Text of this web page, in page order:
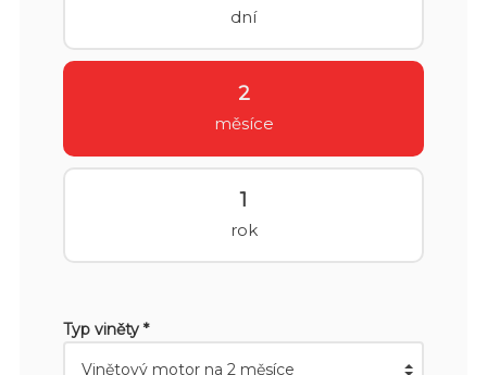
dní
2
měsíce
1
rok
Typ viněty *